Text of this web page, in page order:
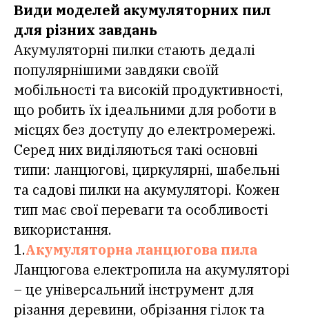
Види моделей акумуляторних пил
для різних завдань
Акумуляторні пилки стають дедалі
популярнішими завдяки своїй
мобільності та високій продуктивності,
що робить їх ідеальними для роботи в
місцях без доступу до електромережі.
Серед них виділяються такі основні
типи: ланцюгові, циркулярні, шабельні
та садові пилки на акумуляторі. Кожен
тип має свої переваги та особливості
використання.
1.Акумуляторна ланцюгова пила
Ланцюгова електропила на акумуляторі
– це універсальний інструмент для
різання деревини, обрізання гілок та